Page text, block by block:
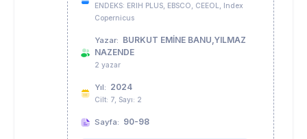
ENDEKS: ERIH PLUS, EBSCO, CEEOL, Index
Copernicus
Yazar: BURKUT EMİNE BANU,YILMAZ
NAZENDE
2 yazar
Yıl: 2024
Cilt: 7, Sayı: 2
Sayfa: 90-98